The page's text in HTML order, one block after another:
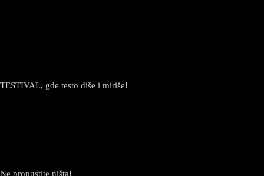
TESTIVAL, gde testo diše i miriše!
Ne propustite ništa!